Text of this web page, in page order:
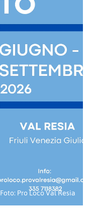
Foto: Pro Loco Val Resia